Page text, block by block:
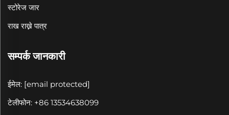
स्टोरेज जार
राख राख्ने पात्र
सम्पर्क जानकारी
ईमेल: [email protected]
टेलीफोन: +86 13534638099